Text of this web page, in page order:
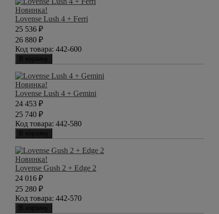
Новинка!
Lovense Lush 4 + Ferri
25 536 ₽
26 880 ₽
Код товара: 442-600
В корзину
Новинка!
Lovense Lush 4 + Gemini
24 453 ₽
25 740 ₽
Код товара: 442-580
В корзину
Новинка!
Lovense Gush 2 + Edge 2
24 016 ₽
25 280 ₽
Код товара: 442-570
В корзину